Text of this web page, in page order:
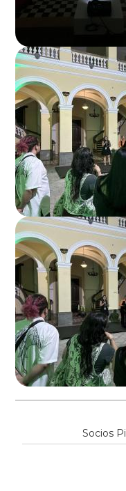
Socios